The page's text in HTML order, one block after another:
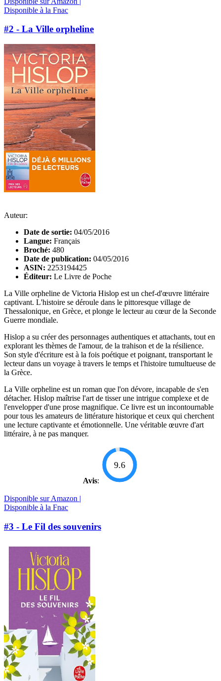
Disponible à la Fnac
#2 - La Ville orpheline
Auteur:
Date de sortie: 04/05/2016
Langue: Français
Broché: 480
Date de publication: 04/05/2016
ASIN: 2253194425
Éditeur: Le Livre de Poche
La Ville orpheline de Victoria Hislop est un chef-d'œuvre littéraire
captivant. L'histoire se déroule dans le pittoresque village de
Thessalonique, en Grèce, et plonge le lecteur au cœur de la Seconde
Guerre mondiale.
Hislop a su créer des personnages authentiques et attachants, tout en
explorant les thèmes de l'amour, de la trahison et de la résilience.
Son style d'écriture est à la fois poétique et poignant, transportant le
lecteur dans un voyage à travers le temps et l'histoire tumultueuse de
la Grèce.
La Ville orpheline est un roman que l'on dévore, incapable de s'en
détacher. Hislop maîtrise l'art de tisser une intrigue complexe et de
l'envelopper d'une prose magnifique. Ce livre est un incontournable
pour tous les amateurs de littérature historique et ceux qui cherchent
une lecture captivante et émotionnelle. Une véritable œuvre d'art
littéraire, à ne pas manquer.
Avis:
9.6
Disponible sur Amazon |
Disponible à la Fnac
#3 - Le Fil des souvenirs